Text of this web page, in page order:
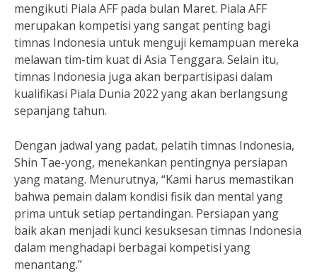
mengikuti Piala AFF pada bulan Maret. Piala AFF
merupakan kompetisi yang sangat penting bagi
timnas Indonesia untuk menguji kemampuan mereka
melawan tim-tim kuat di Asia Tenggara. Selain itu,
timnas Indonesia juga akan berpartisipasi dalam
kualifikasi Piala Dunia 2022 yang akan berlangsung
sepanjang tahun.
Dengan jadwal yang padat, pelatih timnas Indonesia,
Shin Tae-yong, menekankan pentingnya persiapan
yang matang. Menurutnya, “Kami harus memastikan
bahwa pemain dalam kondisi fisik dan mental yang
prima untuk setiap pertandingan. Persiapan yang
baik akan menjadi kunci kesuksesan timnas Indonesia
dalam menghadapi berbagai kompetisi yang
menantang.”